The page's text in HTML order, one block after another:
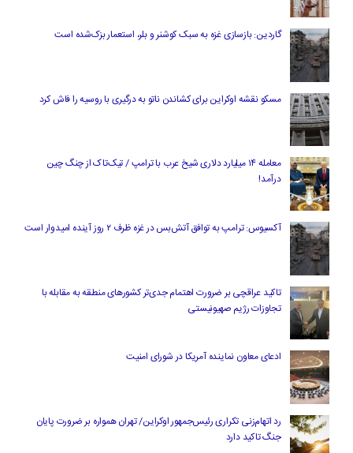
گاردین: بازسازی غزه به سبک کوشنر و بلر، استعمار بزک‌شده است
مسکو نقشه اوکراین برای کشاندن ناتو به درگیری با روسیه را فاش کرد
معامله ۱۴ میلیارد دلاری شیخ عرب با ترامپ / تیک‌تاک از چنگ چین
درآمد!
آکسیوس: ترامپ به توافق آتش‌بس در غزه ظرف ۲ روز آینده امیدوار است
تاکید عراقچی بر ضرورت اهتمام جدی‌تر کشورهای منطقه به مقابله با
تجاوزات رژیم صهیونیستی
ادعای معاون نماینده آمریکا در شورای امنیت
رد اتهام‌زنی تکراری رئیس‌جمهور اوکراین/ تهران همواره بر ضرورت پایان
جنگ تاکید دارد